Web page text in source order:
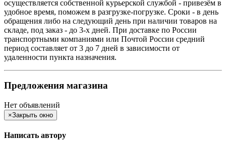
осуществляется собственной курьерской службой - привезём в
удобное время, поможем в разгрузке-погрузке. Сроки - в день
обращения либо на следующий день при наличии товаров на
складе, под заказ - до 3-х дней. При доставке по России
транспортными компаниями или Почтой России средний
период составляет от 3 до 7 дней в зависимости от
удаленности пункта назначения.
Предложения магазина
Нет объявлений
×Закрыть окно
Написать автору